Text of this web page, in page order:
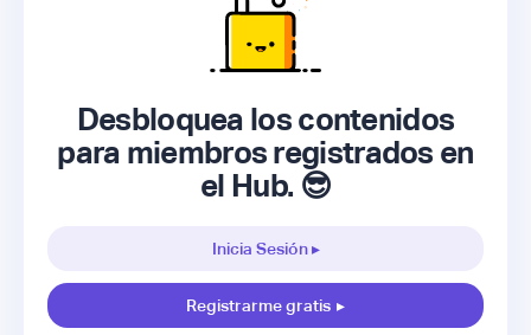
Desbloquea los contenidos
para miembros registrados en
el Hub. 😎
Inicia Sesión ▸
Registrarme gratis ▸